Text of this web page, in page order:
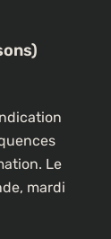
Le
mardi